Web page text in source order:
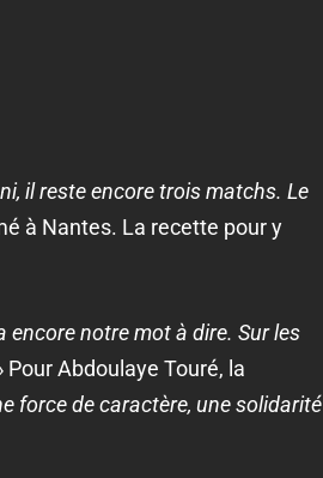
il reste encore trois matchs. Le
à Nantes. La recette pour y
encore notre mot à dire. Sur les
Pour Abdoulaye Touré, la
force de caractère, une solidarité